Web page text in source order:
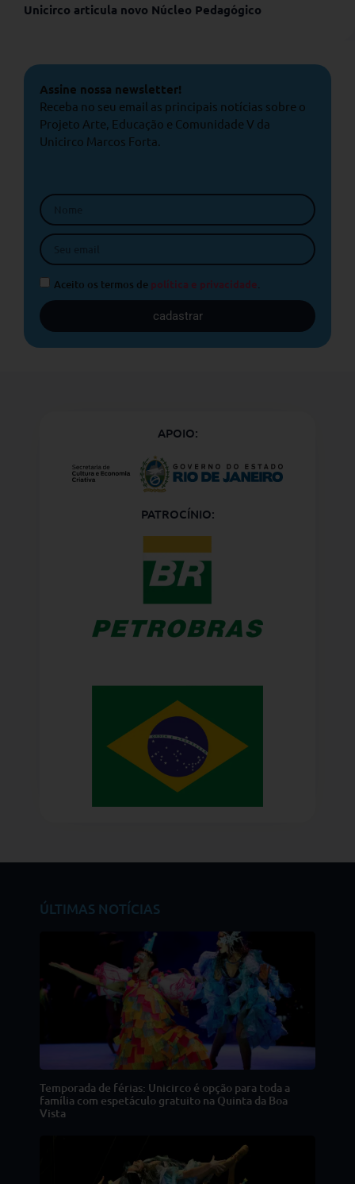
Unicirco articula novo Núcleo Pedagógico
Assine nossa newsletter!
Receba no seu email as principais notícias sobre o
Projeto Arte, Educação e Comunidade V da
Unicirco Marcos Forta.
Aceito os termos de política e privacidade.
cadastrar
APOIO:
PATROCÍNIO:
ÚLTIMAS NOTÍCIAS
Temporada de férias: Unicirco é opção para toda a
família com espetáculo gratuito na Quinta da Boa
Vista